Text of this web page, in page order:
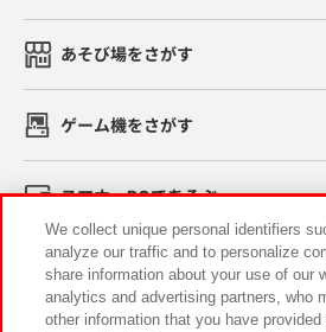
あそび場をさがす
ゲーム機をさがす
スマホ・PCであそぶ
イベント・キャンペーン
We collect unique personal identifiers
analyze our traffic and to personalize
share information about your use of our
analytics and advertising partners, who
other information that you have